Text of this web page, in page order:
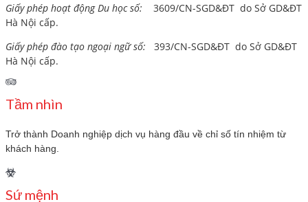
Giấy phép hoạt động Du học số: 3609/CN-SGD&ĐT do Sở GD&ĐT
Hà Nội cấp.
Giấy phép đào tạo ngoại ngữ số: 393/CN-SGD&ĐT do Sở GD&ĐT
Hà Nội cấp.
Tầm nhìn
Trở thành Doanh nghiệp dịch vụ hàng đầu về chỉ số tín nhiệm từ
khách hàng.
Sứ mệnh